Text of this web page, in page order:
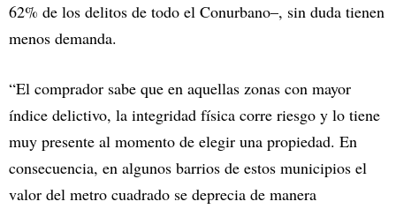
62% de los delitos de todo el Conurbano–, sin duda tienen
menos demanda.
“El comprador sabe que en aquellas zonas con mayor
índice delictivo, la integridad física corre riesgo y lo tiene
muy presente al momento de elegir una propiedad. En
consecuencia, en algunos barrios de estos municipios el
valor del metro cuadrado se deprecia de manera